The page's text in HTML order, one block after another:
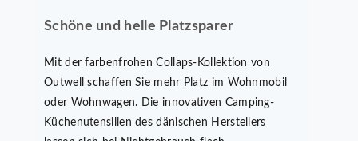
Schöne und helle Platzsparer
Mit der farbenfrohen Collaps-Kollektion von
Outwell schaffen Sie mehr Platz im Wohnmobil
oder Wohnwagen. Die innovativen Camping-
Küchenutensilien des dänischen Herstellers